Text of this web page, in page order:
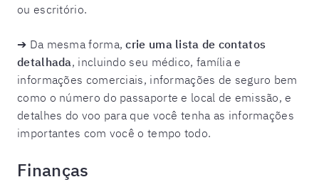
ou escritório.
➔ Da mesma forma, crie uma lista de contatos
detalhada, incluindo seu médico, família e
informações comerciais, informações de seguro bem
como o número do passaporte e local de emissão, e
detalhes do voo para que você tenha as informações
importantes com você o tempo todo.
Finanças